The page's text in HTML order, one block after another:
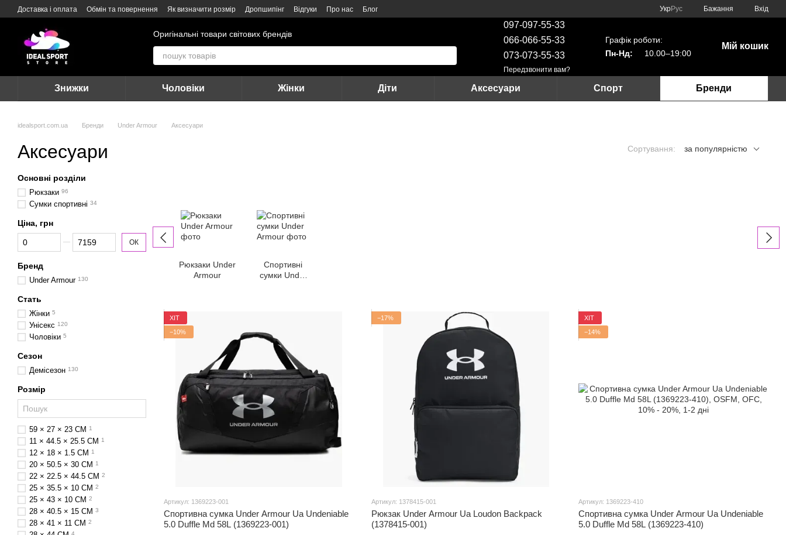
Перейти до основного контенту
Доставка і оплата Обмін та повернення Як визначити розмір Дропшипінг Відгуки Про нас Блог УкрРус Бажання Вхід
Оригінальні товари світових брендів
097-097-55-33
066-066-55-33
073-073-55-33
Передзвонити вам?
Графік роботи:
Пн-Нд:
10.00–19:00
Мій кошик
Знижки Чоловіки Жінки Діти Аксесуари Спорт Бренди
idealsport.com.ua Бренди Under Armour Аксесуари
Аксесуари Сортування: за популярністю
Рюкзаки Under
Armour
Спортивні
сумки Under
ХІТ
−10%
Артикул: 1369223-001
Спортивна сумка Under Armour Ua Undeniable
5.0 Duffle Md 58L (1369223-001)
−17%
Артикул: 1378415-001
Рюкзак Under Armour Ua Loudon Backpack
(1378415-001)
ХІТ
−14%
Артикул: 1369223-410
Спортивна сумка Under Armour Ua Undeniable
5.0 Duffle Md 58L (1369223-410)
Основні розділи
Рюкзаки 96
Сумки спортивні 34
Ціна, грн
Від Ціна, грн
До Ціна, грн ОК
Бренд
Under Armour 130
Стать
Жінки 5
Унісекс 120
Чоловіки 5
Сезон
Демісезон 130
Розмір
59 × 27 × 23 СM 1
11 × 44.5 × 25.5 CM 1
12 × 18 × 1.5 CM 1
20 × 50.5 × 30 СM 1
22 × 22.5 × 44.5 СM 2
25 × 35.5 × 10 СM 2
25 × 43 × 10 СM 2
28 × 40.5 × 15 СM 3
28 × 41 × 11 СM 2
4